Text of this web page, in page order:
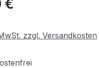
€
zzgl. Versandkosten